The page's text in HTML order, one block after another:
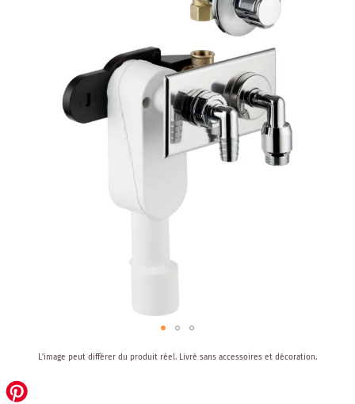
the
beginning
L'image peut différer du produit réel. Livré sans accessoires et décoration.